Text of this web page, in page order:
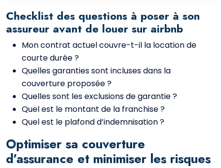
Checklist des questions à poser à son
assureur avant de louer sur airbnb
Mon contrat actuel couvre-t-il la location de
courte durée ?
Quelles garanties sont incluses dans la
couverture proposée ?
Quelles sont les exclusions de garantie ?
Quel est le montant de la franchise ?
Quel est le plafond d’indemnisation ?
Optimiser sa couverture
d’assurance et minimiser les risques